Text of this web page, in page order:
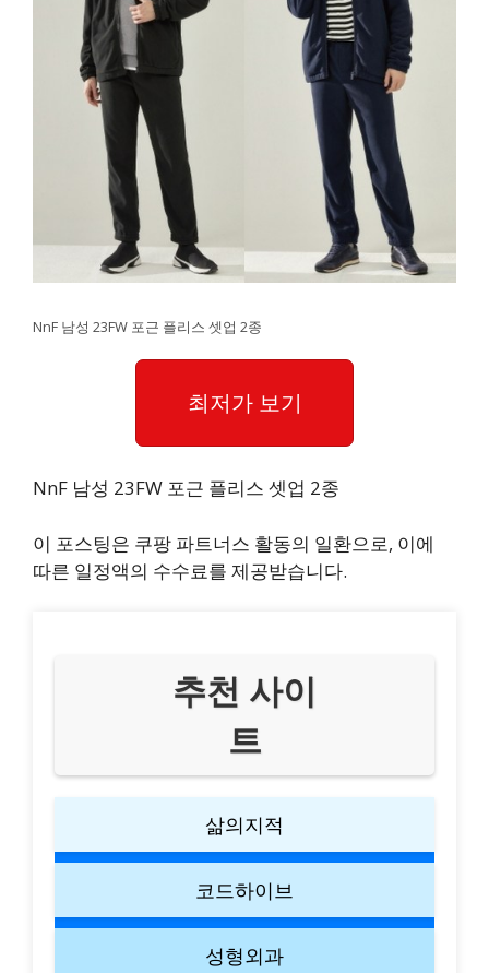
NnF 남성 23FW 포근 플리스 셋업 2종
최저가 보기
NnF 남성 23FW 포근 플리스 셋업 2종
이 포스팅은 쿠팡 파트너스 활동의 일환으로, 이에
따른 일정액의 수수료를 제공받습니다.
추천 사이
트
삶의지적
코드하이브
성형외과